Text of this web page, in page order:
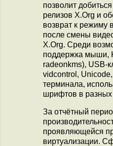
позволит
релизов X.Org и
возврат к режиму
после смены
X.Org. Среди
поддержка мыши,
radeonkms), USB-
vidcontrol,
терминала,
шрифтов в разных
За отчётный
проявляющейся
виртуализации.